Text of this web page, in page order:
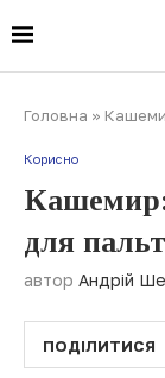
Головна »
Корисно
Кашемир:
для
автор Андрій
ПОДІЛИТИСЯ